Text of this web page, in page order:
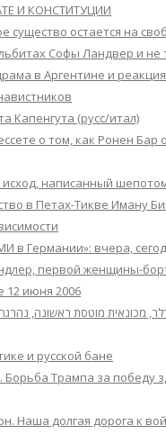
И КОНСТИТУЦИИ
существо остается на
Софы Ландвер и не
в Аргентине и реакция
Капенгута (русс/итал)
о том, как Ронен Бар
исход, написанный
в Петах-Тикве Иману
в Германии»: вчера,
первой женщины-
12 июня 2006
מוטסת ראשונה, נהרגה בלבנון ב-
и русской бане
Трампа за победу
Наша долгая дорога к